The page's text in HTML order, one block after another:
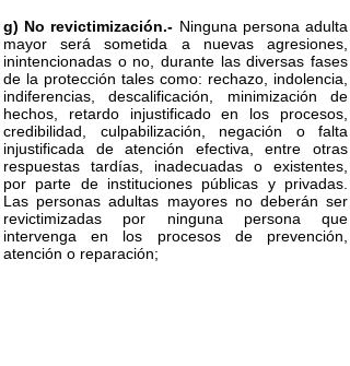
g) No revictimización.- Ninguna persona adulta
mayor será sometida a nuevas agresiones,
inintencionadas o no, durante las diversas fases
de la protección tales como: rechazo, indolencia,
indiferencias, descalificación, minimización de
hechos, retardo injustificado en los procesos,
credibilidad, culpabilización, negación o falta
injustificada de atención efectiva, entre otras
respuestas tardías, inadecuadas o existentes,
por parte de instituciones públicas y privadas.
Las personas adultas mayores no deberán ser
revictimizadas por ninguna persona que
intervenga en los procesos de prevención,
atención o reparación;